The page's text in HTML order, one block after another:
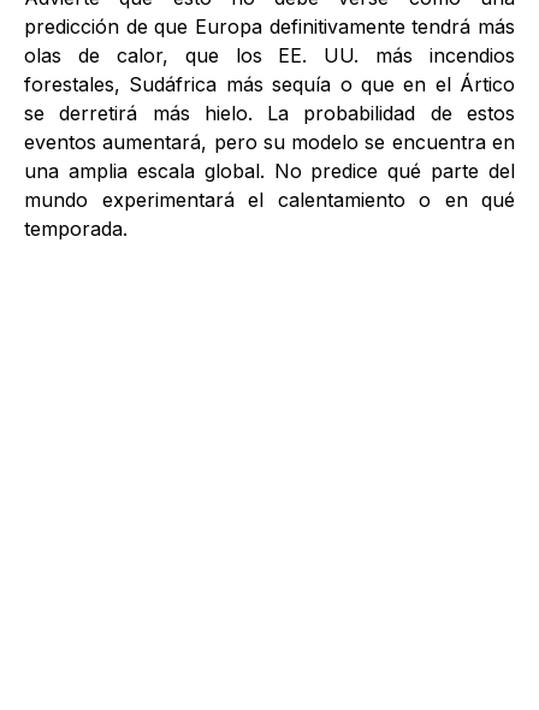
predicción de que Europa definitivamente tendrá más
olas de calor, que los EE. UU. más incendios
forestales, Sudáfrica más sequía o que en el Ártico
se derretirá más hielo. La probabilidad de estos
eventos aumentará, pero su modelo se encuentra en
una amplia escala global. No predice qué parte del
mundo experimentará el calentamiento o en qué
temporada.